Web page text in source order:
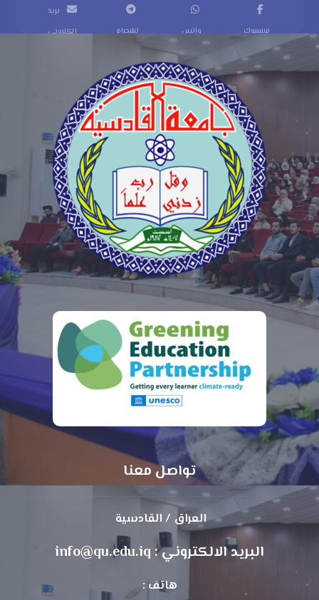
فيسبوك
واتس
تيليجرام
بريد
إلكتروني
تواصل معنا
العراق / القادسية
البريد الالكتروني : info@qu.edu.iq
هاتف :